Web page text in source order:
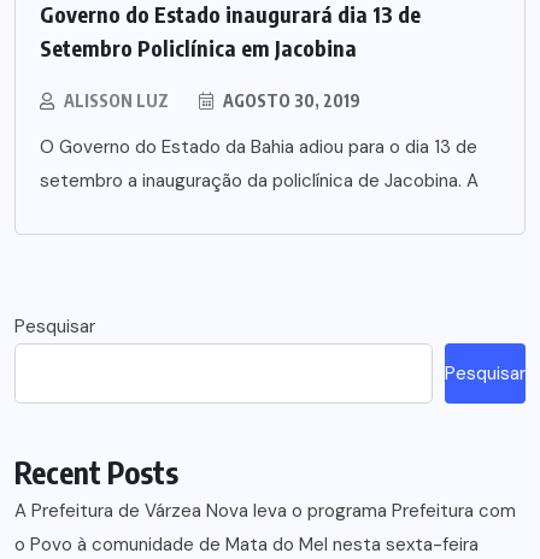
Governo do Estado inaugurará dia 13 de
Setembro Policlínica em Jacobina
ALISSON LUZ AGOSTO 30, 2019
O Governo do Estado da Bahia adiou para o dia 13 de
setembro a inauguração da policlínica de Jacobina. A
Pesquisar
Pesquisar
Recent Posts
A Prefeitura de Várzea Nova leva o programa Prefeitura com
o Povo à comunidade de Mata do Mel nesta sexta-feira